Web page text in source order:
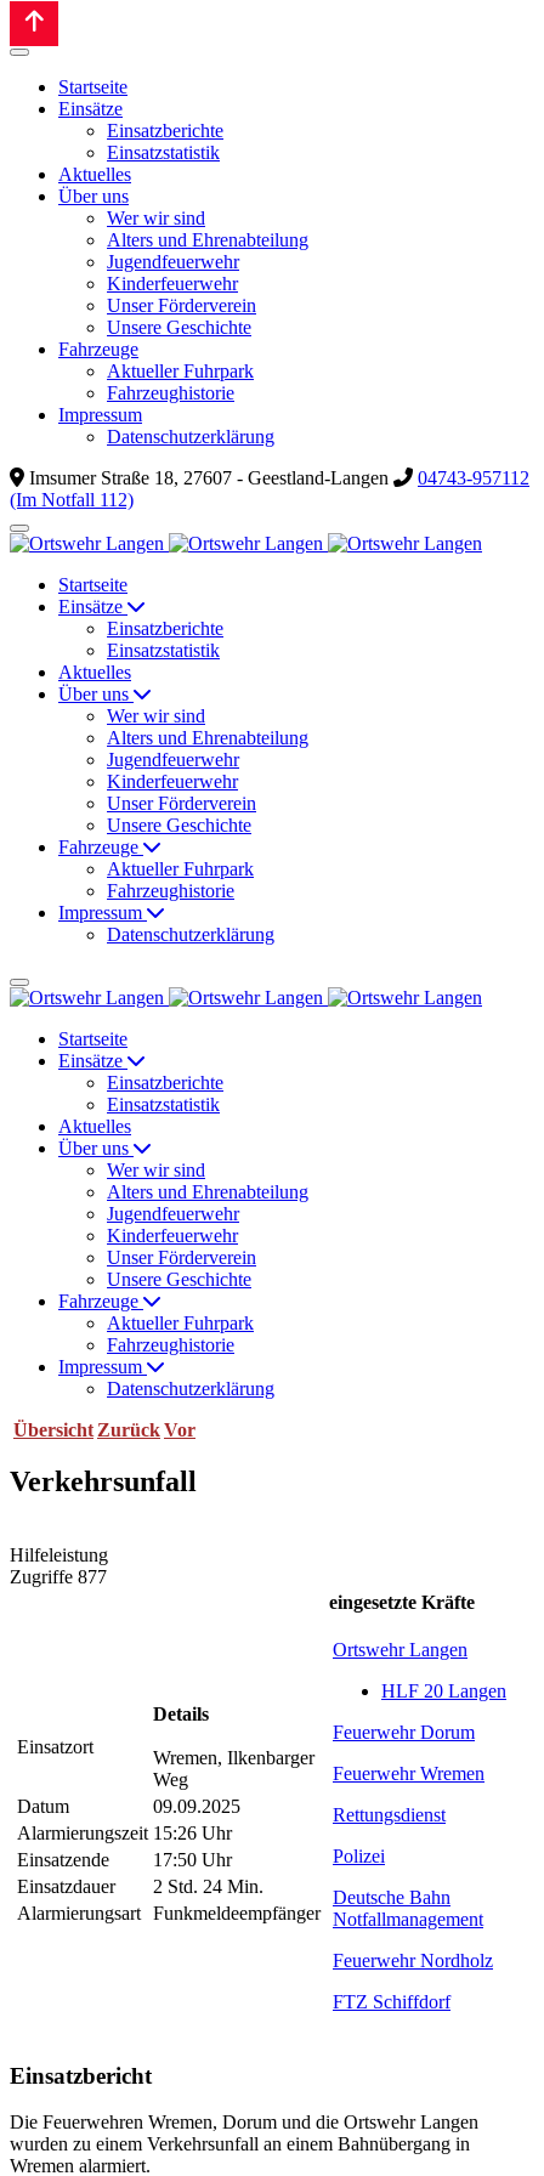
Startseite
Einsätze
Einsatzberichte
Einsatzstatistik
Aktuelles
Über uns
Wer wir sind
Alters und Ehrenabteilung
Jugendfeuerwehr
Kinderfeuerwehr
Unser Förderverein
Unsere Geschichte
Fahrzeuge
Aktueller Fuhrpark
Fahrzeughistorie
Impressum
Datenschutzerklärung
Imsumer Straße 18, 27607 - Geestland-Langen
04743-957112
(Im Notfall 112)
Startseite
Einsätze
Einsatzberichte
Einsatzstatistik
Aktuelles
Über uns
Wer wir sind
Alters und Ehrenabteilung
Jugendfeuerwehr
Kinderfeuerwehr
Unser Förderverein
Unsere Geschichte
Fahrzeuge
Aktueller Fuhrpark
Fahrzeughistorie
Impressum
Datenschutzerklärung
Startseite
Einsätze
Einsatzberichte
Einsatzstatistik
Aktuelles
Über uns
Wer wir sind
Alters und Ehrenabteilung
Jugendfeuerwehr
Kinderfeuerwehr
Unser Förderverein
Unsere Geschichte
Fahrzeuge
Aktueller Fuhrpark
Fahrzeughistorie
Impressum
Datenschutzerklärung
Übersicht ZurückVor
Verkehrsunfall
Hilfeleistung
Zugriffe 877
Einsatzort
Details
Wremen, Ilkenbarger
Weg
Datum
09.09.2025
Alarmierungszeit 15:26 Uhr
Einsatzende
17:50 Uhr
Einsatzdauer
2 Std. 24 Min.
Alarmierungsart Funkmeldeempfänger
eingesetzte Kräfte
Ortswehr Langen
HLF 20 Langen
Feuerwehr Dorum
Feuerwehr Wremen
Rettungsdienst
Polizei
Deutsche Bahn
Notfallmanagement
Feuerwehr Nordholz
FTZ Schiffdorf
Einsatzbericht
Die Feuerwehren Wremen, Dorum und die Ortswehr Langen
wurden zu einem Verkehrsunfall an einem Bahnübergang in
Wremen alarmiert.